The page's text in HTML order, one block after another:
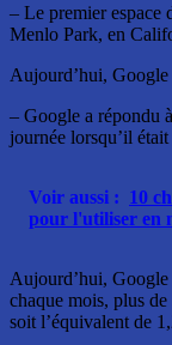
– Le premier espace
Menlo Park, en
Aujourd’hui, Google
– Google a répondu
journée lorsqu’il
Voir aussi : 10
pour l'utiliser en
Aujourd’hui, Google
chaque mois, plus
soit l’équivalent de